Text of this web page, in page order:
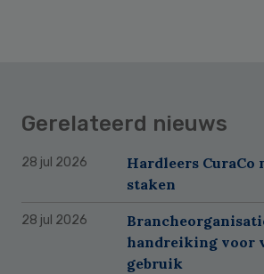
Gerelateerd nieuws
28 jul 2026
Hardleers CuraCo
staken
28 jul 2026
handreiking voor
gebruik